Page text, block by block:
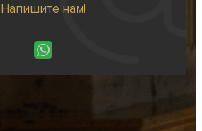
Напишите нам!